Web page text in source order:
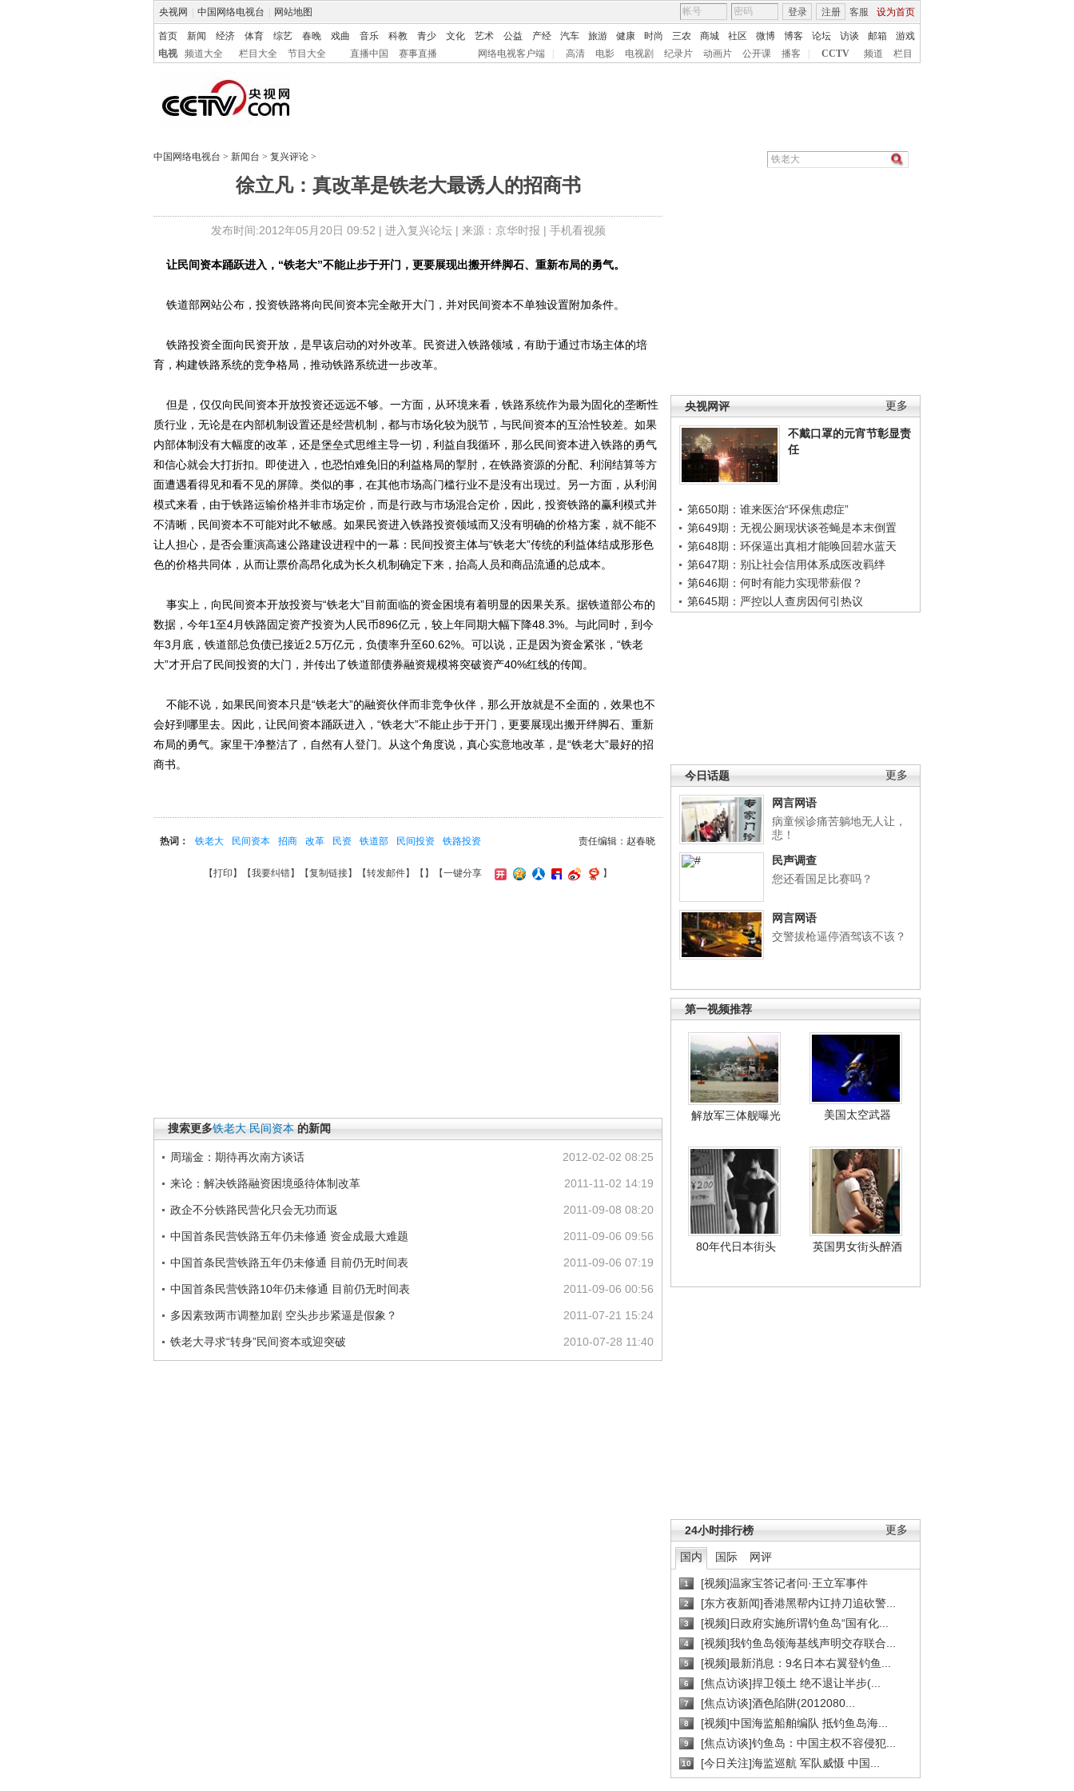
央视网 中国网络电视台 网站地图 客服 设为首页
登录 注册
首页 新闻 经济 体育 综艺 春晚 戏曲 音乐 科教 青少 文化 艺术 公益 产经 汽车 旅游 健康 时尚 三农 商城 社区 微博 博客 论坛 访谈 邮箱
游戏
电视
频道大全 栏目大全 节目大全 直播中国 赛事直播 网络电视客户端 高清 电影 电视剧 纪录片 动画片 公开课 播客 CCTV 频道 栏目
中国网络电视台 > 新闻台 > 复兴评论 >
徐立凡：真改革是铁老大最诱人的招商书
发布时间:2012年05月20日 09:52 | 进入复兴论坛| 来源：京华时报 | 手机看视频
更多
央视网评
不戴口罩的元宵节彰显责
任
第650期：谁来医治“环保焦虑症”
第649期：无视公厕现状谈苍蝇是本末倒置
第648期：环保逼出真相才能唤回碧水蓝天
第647期：别让社会信用体系成医改羁绊
第646期：何时有能力实现带薪假？
第645期：严控以人查房因何引热议
更多
今日话题
网言网语
病童候诊痛苦躺地无人让，
悲！
民声调查
您还看国足比赛吗？
网言网语
交警拔枪逼停酒驾该不该？
第一视频推荐
解放军三体舰曝光 美国太空武器
80年代日本街头 英国男女街头醉酒
更多
24小时排行榜
国内 国际 网评
1 [视频]温家宝答记者问·王立军事件
2 [东方夜新闻]香港黑帮内讧持刀追砍警...
3 [视频]日政府实施所谓钓鱼岛“国有化...
4 [视频]我钓鱼岛领海基线声明交存联合...
5 [视频]最新消息：9名日本右翼登钓鱼...
6 [焦点访谈]捍卫领土 绝不退让半步(...
7 [焦点访谈]酒色陷阱(2012080...
8 [视频]中国海监船舶编队 抵钓鱼岛海...
9 [焦点访谈]钓鱼岛：中国主权不容侵犯...
10 [今日关注]海监巡航 军队威慑 中国...
让民间资本踊跃进入，“铁老大”不能止步于开门，更要展现出搬开绊脚石、重新布局的勇气。
铁道部网站公布，投资铁路将向民间资本完全敞开大门，并对民间资本不单独设置附加条件。
铁路投资全面向民资开放，是早该启动的对外改革。民资进入铁路领域，有助于通过市场主体的培
育，构建铁路系统的竞争格局，推动铁路系统进一步改革。
但是，仅仅向民间资本开放投资还远远不够。一方面，从环境来看，铁路系统作为最为固化的垄断性
质行业，无论是在内部机制设置还是经营机制，都与市场化较为脱节，与民间资本的互洽性较差。如果
内部体制没有大幅度的改革，还是堡垒式思维主导一切，利益自我循环，那么民间资本进入铁路的勇气
和信心就会大打折扣。即使进入，也恐怕难免旧的利益格局的掣肘，在铁路资源的分配、利润结算等方
面遭遇看得见和看不见的屏障。类似的事，在其他市场高门槛行业不是没有出现过。另一方面，从利润
模式来看，由于铁路运输价格并非市场定价，而是行政与市场混合定价，因此，投资铁路的赢利模式并
不清晰，民间资本不可能对此不敏感。如果民资进入铁路投资领域而又没有明确的价格方案，就不能不
让人担心，是否会重演高速公路建设进程中的一幕：民间投资主体与“铁老大”传统的利益体结成形形色
色的价格共同体，从而让票价高昂化成为长久机制确定下来，抬高人员和商品流通的总成本。
事实上，向民间资本开放投资与“铁老大”目前面临的资金困境有着明显的因果关系。据铁道部公布的
数据，今年1至4月铁路固定资产投资为人民币896亿元，较上年同期大幅下降48.3%。与此同时，到今
年3月底，铁道部总负债已接近2.5万亿元，负债率升至60.62%。可以说，正是因为资金紧张，“铁老
大”才开启了民间投资的大门，并传出了铁道部债券融资规模将突破资产40%红线的传闻。
不能不说，如果民间资本只是“铁老大”的融资伙伴而非竞争伙伴，那么开放就是不全面的，效果也不
会好到哪里去。因此，让民间资本踊跃进入，“铁老大”不能止步于开门，更要展现出搬开绊脚石、重新
布局的勇气。家里干净整洁了，自然有人登门。从这个角度说，真心实意地改革，是“铁老大”最好的招
商书。
责任编辑：赵春晓
热词： 铁老大 民间资本 招商 改革 民资 铁道部 民间投资 铁路投资
【打印 】【我要纠错】【复制链接】【转发邮件】【 】 【一键分享 】
搜索更多铁老大 民间资本 的新闻
2012-02-02 08:25
周瑞金：期待再次南方谈话
2011-11-02 14:19
来论：解决铁路融资困境亟待体制改革
2011-09-08 08:20
政企不分铁路民营化只会无功而返
2011-09-06 09:56
中国首条民营铁路五年仍未修通 资金成最大难题
2011-09-06 07:19
中国首条民营铁路五年仍未修通 目前仍无时间表
2011-09-06 00:56
中国首条民营铁路10年仍未修通 目前仍无时间表
2011-07-21 15:24
多因素致两市调整加剧 空头步步紧逼是假象？
2010-07-28 11:40
铁老大寻求“转身”民间资本或迎突破